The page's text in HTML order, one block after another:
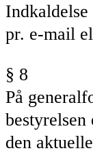
pr. e-mail
§ 8
På
bestyrelsen
den